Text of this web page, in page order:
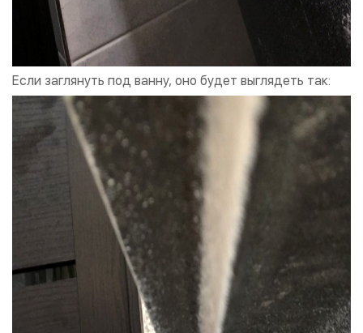
Если заглянуть под ванну, оно будет выглядеть так: